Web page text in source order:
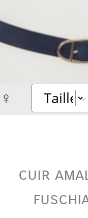
♀
cuir